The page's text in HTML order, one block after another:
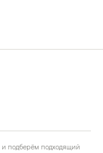
подберём подходящий